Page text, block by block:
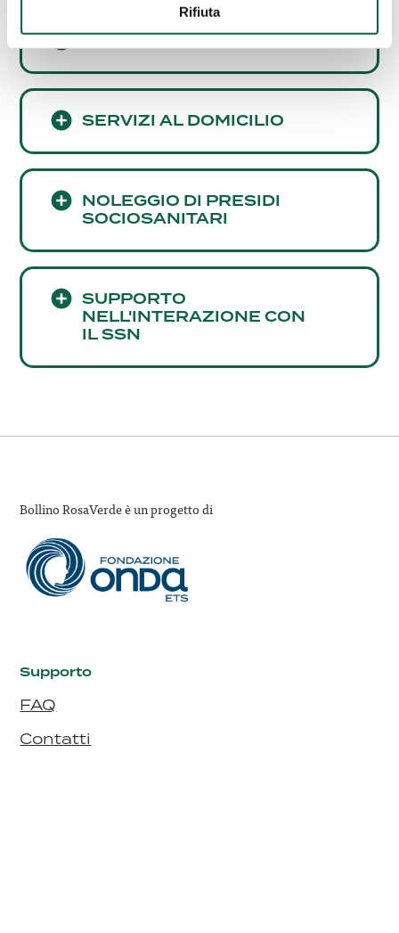
Rifiuta
ALTRI SERVIZI
SERVIZI AL DOMICILIO
NOLEGGIO DI PRESIDI
SOCIOSANITARI
SUPPORTO
NELL'INTERAZIONE CON
IL SSN
Bollino RosaVerde è un progetto di
Supporto
FAQ
Contatti